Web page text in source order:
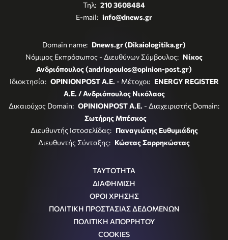
Τηλ: 210 3608484
E-mail: info@dnews.gr
Domain name: Dnews.gr (Dikaiologitika.gr)
Νόμιμος Εκπρόσωπος - Διευθύνων Σύμβουλος: Νίκος
Ανδριόπουλος (andriopoulos@opinion-post.gr)
Ιδιοκτησία: OPINIONPOST A.E. - Μέτοχοι: ENERGY REGISTER
Α.Ε. / Ανδριόπουλος Νικόλαος
Δικαιούχος Domain: OPINIONPOST A.E. - Διαχειριστής Domain:
Σωτήρης Μπέσκος
Διευθυντής Ιστοσελίδας: Παναγιώτης Ευθυμιάδης
Διευθυντής Σύνταξης: Κώστας Σαρρηκώστας
ΤΑΥΤΟΤΗΤΑ
ΔΙΑΦΗΜΙΣΗ
ΟΡΟΙ ΧΡΗΣΗΣ
ΠΟΛΙΤΙΚΗ ΠΡΟΣΤΑΣΙΑΣ ΔΕΔΟΜΕΝΩΝ
ΠΟΛΙΤΙΚΗ ΑΠΟΡΡΗΤΟΥ
COOKIES